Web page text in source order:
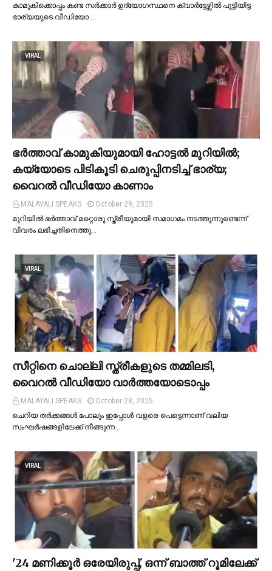
കാമുകിക്കൊപ്പം കണ്ട സർക്കാർ ഉദ്യോഗസ്ഥനെ ക്വാർട്ടേഴ്സില്‍ പൂട്ടിയിട്ട
ഭാര്യയുടെ വീഡിയോ …
VIRAL
ഭര്‍ത്താവ് കാമുകിയുമായി ഹോട്ടല്‍ മുറിയില്‍;
കയ്യോടെ പിടികൂടി ചെരുപ്പിനടിച്ച്‌ ഭാര്യ;
വൈറൽ വീഡിയോ കാണാം
MALAYALI SPEAKS
October 29, 2025
മുറിയില്‍ ഭർത്താവ് മറ്റൊരു സ്ത്രീയുമായി സമാഗമം നടത്തുന്നുണ്ടെന്ന്
വിവരം ലഭിച്ചതിനെത്തു…
VIRAL
സീറ്റിനെ ചൊല്ലി സ്ത്രീകളുടെ തമ്മിലടി,
വൈറല്‍ വീഡിയോ വാർത്തയോടൊപ്പം
MALAYALI SPEAKS
October 28, 2025
ചെറിയ തര്‍ക്കങ്ങള്‍ പോലും ഇപ്പോള്‍ വളരെ പെട്ടെന്നാണ് വലിയ
സംഘര്‍ഷങ്ങളിലേക്ക് നീങ്ങുന്ന…
VIRAL
'24 മണിക്കൂര്‍ ഒരേയിരുപ്പ്, ഒന്ന് ബാത്ത് റൂമിലേക്ക്